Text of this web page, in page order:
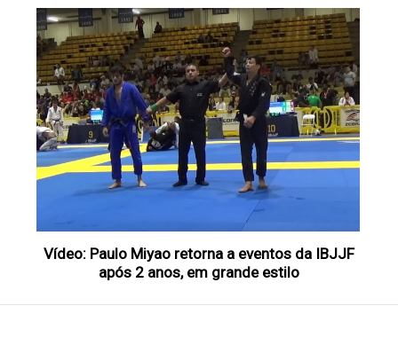
Vídeo: Paulo Miyao retorna a eventos da IBJJF
após 2 anos, em grande estilo